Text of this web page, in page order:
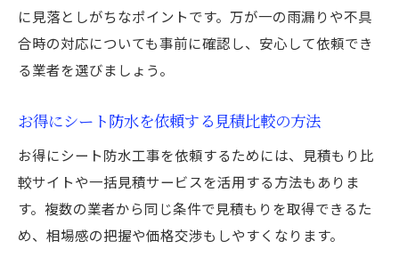
に見落としがちなポイントです。万が一の雨漏りや不具
合時の対応についても事前に確認し、安心して依頼でき
る業者を選びましょう。
お得にシート防水を依頼する見積比較の方法
お得にシート防水工事を依頼するためには、見積もり比
較サイトや一括見積サービスを活用する方法もありま
す。複数の業者から同じ条件で見積もりを取得できるた
め、相場感の把握や価格交渉もしやすくなります。